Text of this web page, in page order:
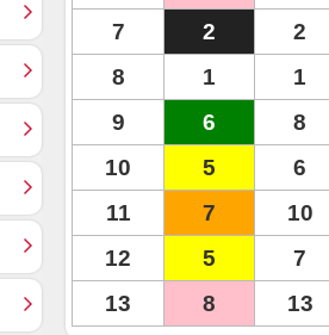
7
2 2
8
1 1
9
6 8
10
5 6
11
7 10
12
5 7
13
8 13